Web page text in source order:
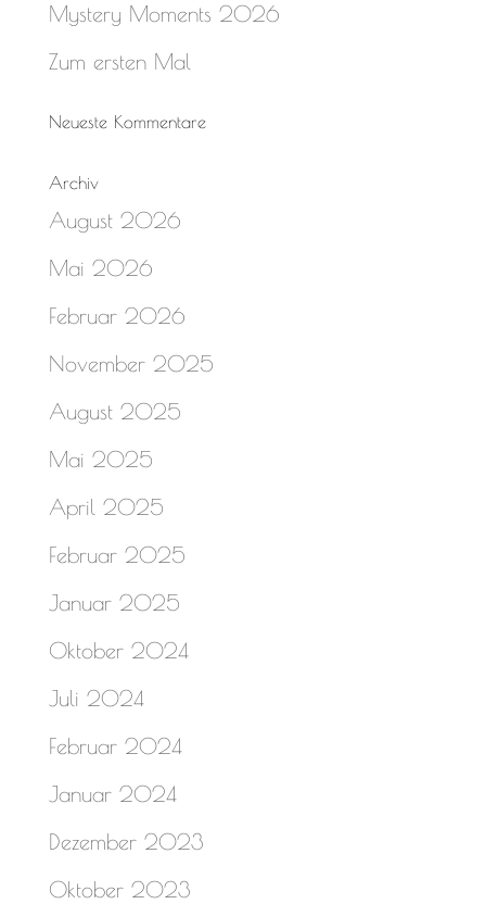
Mystery Moments 2026
Zum ersten Mal
Neueste Kommentare
Archiv
August 2026
Mai 2026
Februar 2026
November 2025
August 2025
Mai 2025
April 2025
Februar 2025
Januar 2025
Oktober 2024
Juli 2024
Februar 2024
Januar 2024
Dezember 2023
Oktober 2023